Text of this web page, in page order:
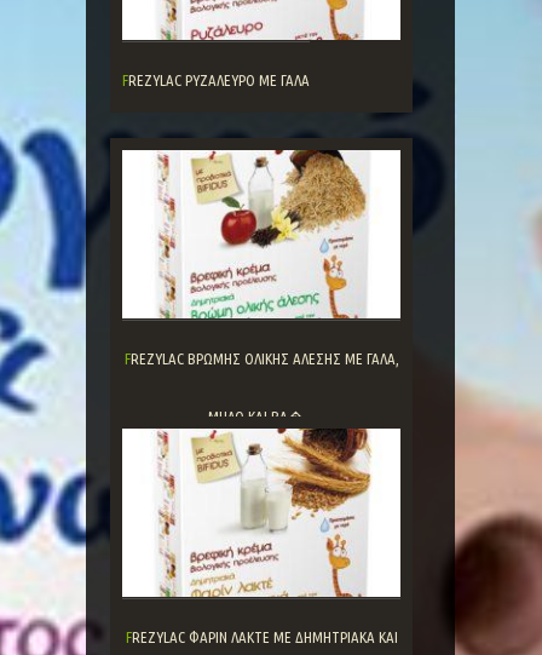
FREZYLAC ΡΥΖΑΛΕΥΡΟ ΜΕ ΓΑΛΑ
FREZYLAC ΒΡΩΜΗΣ ΟΛΙΚΗΣ ΑΛΕΣΗΣ ΜΕ ΓΑΛΑ,
ΜΗΛΟ ΚΑΙ ΒΑ�...
FREZYLAC ΦΑΡΙΝ ΛΑΚΤΕ ΜΕ ΔΗΜΗΤΡΙΑΚΑ ΚΑΙ